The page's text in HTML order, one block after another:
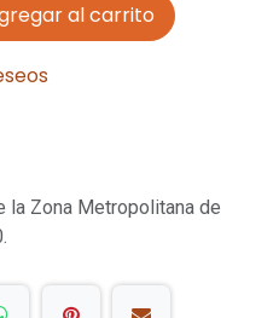
al carrito
la Zona Metropolitana de